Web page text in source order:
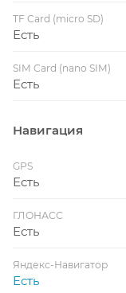
TF Card (micro SD)
Есть
SIM Card (nano SIM)
Есть
Навигация
GPS
Есть
ГЛОНАСС
Есть
Яндекс-Навигатор
Есть